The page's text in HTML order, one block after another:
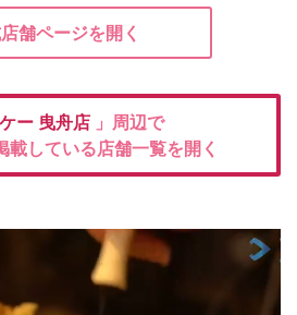
舗ページを開く
ー 曳舟店 」周辺で
載している店舗一覧を開く